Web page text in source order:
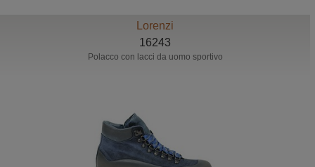
Lorenzi
16243
Polacco con lacci da uomo sportivo